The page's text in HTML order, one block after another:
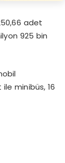
adet
925 bin
minibüs, 16